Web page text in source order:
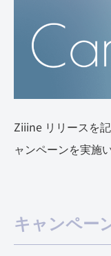
Ziiine リリースを
ャンペーンを実施
キャンペー